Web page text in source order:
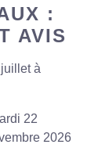
:
AVIS
à
22
2026